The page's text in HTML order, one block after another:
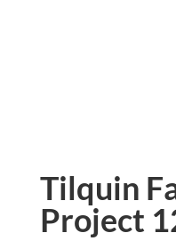
Tilquin
Project